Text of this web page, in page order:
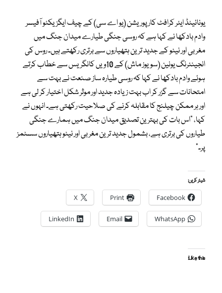
یونائیٹڈ ایئر کرافٹ کارپوریشن (یو اے سی) کے چیف ایگزیکٹو آفیسر
وادم بادکھا نے کہا ہے کہ روسی جنگی طیارے میدان جنگ میں
مغربی اور نیٹو کے جدید ترین ہتھیاروں سے برتری رکھتے ہیں۔ روس کی
انجینئرنگ یونین (سویوز ماش) کے 10ویں کانگریس سے خطاب کرتے
ہوئے وادم بادکھا نے کہا کہ روسی طیارہ ساز صنعت نے بہت سے
امتحانات سے گزر کر اب بہت زیادہ جدید اور موثر شکل اختیار کر لی ہے
اور ہر ممکن چیلنج کا مقابلہ کرنے کی صلاحیت رکھتی ہے۔ انہوں نے
کہا، “اس بات کی بہترین تصدیق میدان جنگ میں ہمارے جنگی
طیاروں کی برتری ہے، بشمول جدید ترین مغربی اور نیٹو ہتھیاروں سسٹمز
پر۔”
شیئر کریں:
Facebook
Print
X
WhatsApp
Email
LinkedIn
Like this: